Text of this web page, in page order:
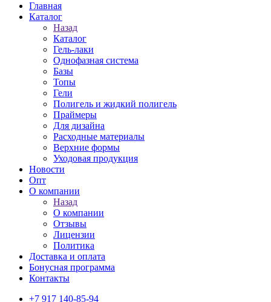
Главная
Каталог
Назад
Каталог
Гель-лаки
Однофазная система
Базы
Топы
Гели
Полигель и жидкий полигель
Праймеры
Для дизайна
Расходные материалы
Верхние формы
Уходовая продукция
Новости
Опт
О компании
Назад
О компании
Отзывы
Лицензии
Политика
Доставка и оплата
Бонусная программа
Контакты
+7 917 140-85-94